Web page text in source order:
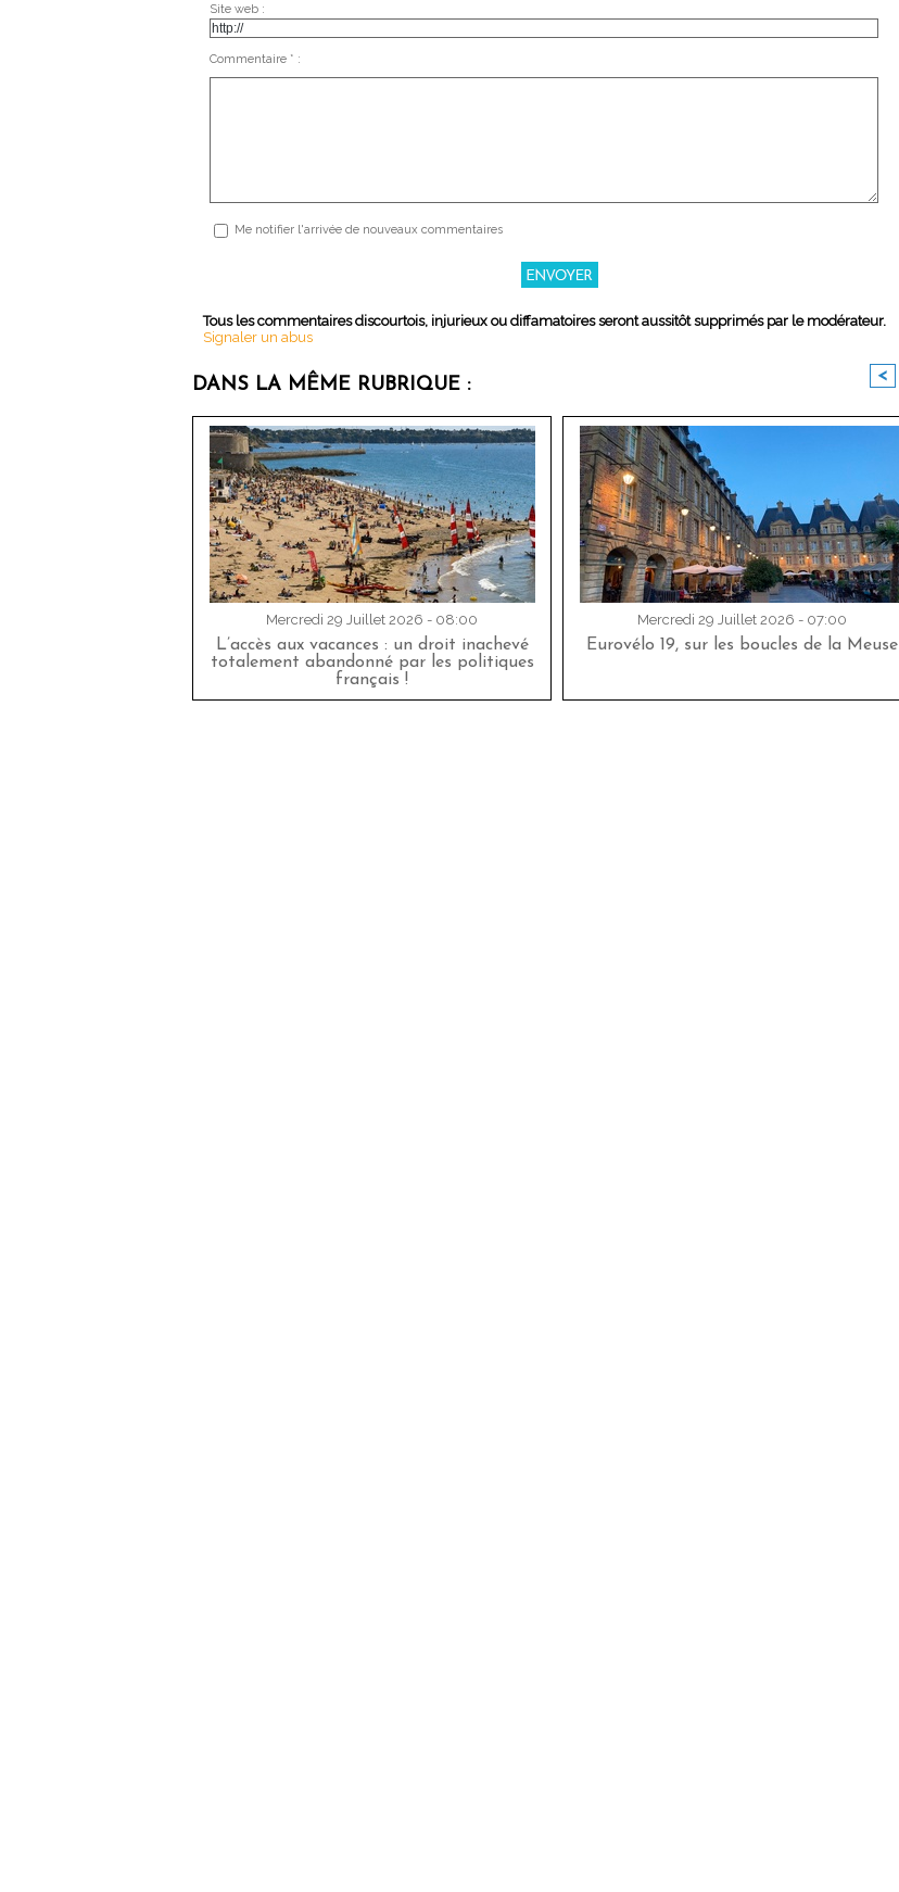
Site web :
Commentaire * :
Me notifier l'arrivée de nouveaux commentaires
Tous les commentaires discourtois, injurieux ou diffamatoires seront aussitôt supprimés par le modérateur.
Signaler un abus
DANS LA MÊME RUBRIQUE : <
Mercredi 29 Juillet 2026 - 08:00
L’accès aux vacances : un droit inachevé
totalement abandonné par les politiques
français !
Mercredi 29 Juillet 2026 - 07:00
Eurovélo 19, sur les boucles de la Meuse